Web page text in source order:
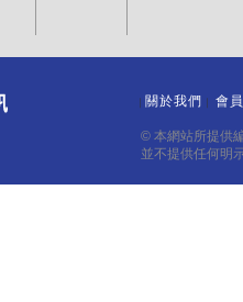
關於我們 會
© 本網站所提供
並不提供任何明